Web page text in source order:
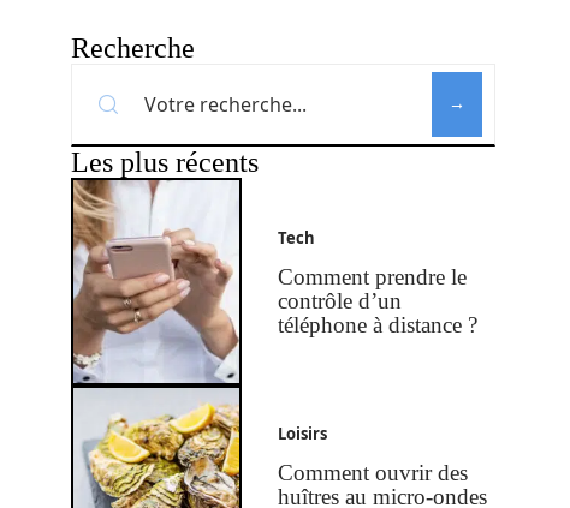
Recherche
Les plus récents
Tech
Comment prendre le
contrôle d’un
téléphone à distance ?
Loisirs
Comment ouvrir des
huîtres au micro-ondes